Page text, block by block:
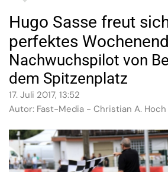
Hugo Sasse freut
perfektes
Nachwuchspilot von
dem Spitzenplatz
17. Juli 2017, 13:52
Autor: Fast-Media - Christian A. Hoch